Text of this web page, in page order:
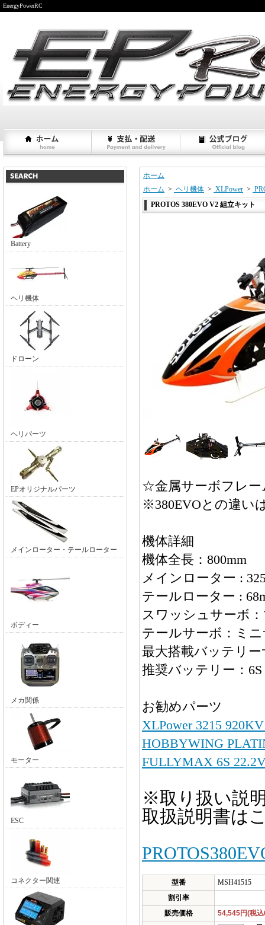
EnergyPowerRC
Battery
ヘリ機体
ドローン
ヘリパーツ
EPオリジナルパーツ
メインローター・テールローター
ボディー
メカ関係
モーター
ESC
コネクター関連
ホーム
ホーム > ヘリ機体 > XLPower >
PROTOS 380EVO V2 組立キット
☆金属サーボフレー
※380EVOとの違い
機体詳細
機体全長：800mm
メインローター :
テールローター :
スワッシュサーボ
テールサーボ：ミ
最大搭載バッテリー
推奨バッテリー：6S
お勧めパーツ
XLPower 3215
HOBBYWING
FULLYMAX 6S
※取り扱い説
取扱説明書は
型番
MSH41515
割引率
販売価格
54,545円(税